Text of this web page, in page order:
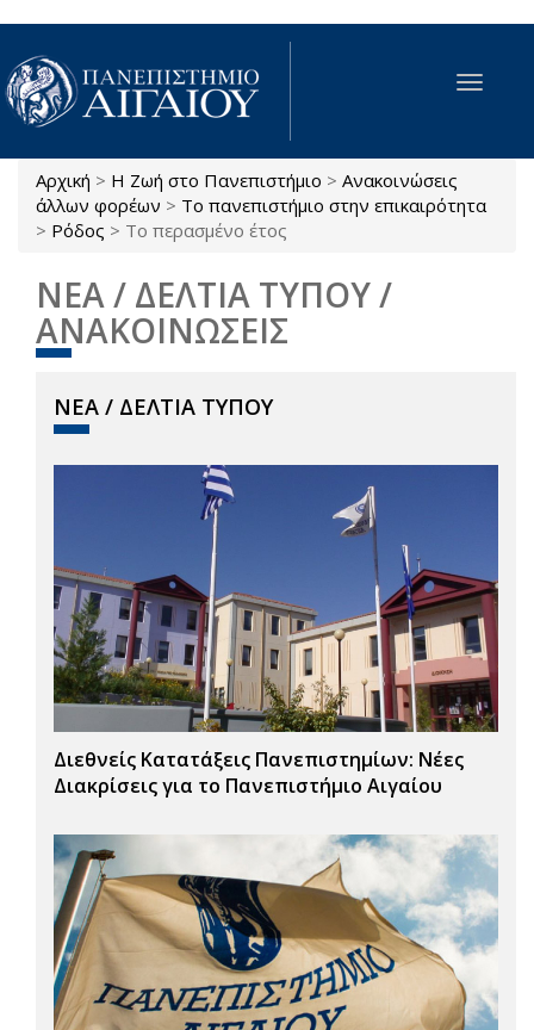
Παράκαμψη προς το κυρίως περιεχόμενο
Toggle
Είστε εδώ
Αρχική > Η Ζωή στο Πανεπιστήμιο > Ανακοινώσεις
άλλων φορέων > Το πανεπιστήμιο στην επικαιρότητα
> Ρόδος > Το περασμένο έτος
ΝΕΑ / ΔΕΛΤΙΑ ΤΥΠΟΥ /
ΑΝΑΚΟΙΝΩΣΕΙΣ
ΝΕΑ / ΔΕΛΤΙΑ ΤΥΠΟΥ
Διεθνείς Κατατάξεις Πανεπιστημίων: Νέες
Διακρίσεις για το Πανεπιστήμιο Αιγαίου